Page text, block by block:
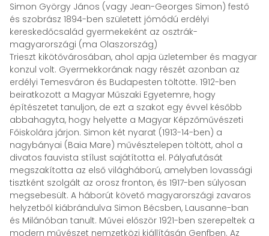
Simon György János (vagy Jean-Georges Simon) festő
és szobrász 1894-ben született jómódú erdélyi
kereskedőcsalád gyermekeként az osztrák-
magyarországi (ma Olaszország)
Trieszt kikötővárosában, ahol apja üzletember és magyar
konzul volt. Gyermekkorának nagy részét azonban az
erdélyi Temesváron és Budapesten töltötte. 1912-ben
beiratkozott a Magyar Műszaki Egyetemre, hogy
építészetet tanuljon, de ezt a szakot egy évvel később
abbahagyta, hogy helyette a Magyar Képzőművészeti
Főiskolára járjon. Simon két nyarat (1913-14-ben) a
nagybányai (Baia Mare) művésztelepen töltött, ahol a
divatos fauvista stílust sajátította el. Pályafutását
megszakította az első világháború, amelyben lovassági
tisztként szolgált az orosz fronton, és 1917-ben súlyosan
megsebesült. A háborút követő magyarországi zavaros
helyzetből kiábrándulva Simon Bécsben, Lausanne-ban
és Milánóban tanult. Művei először 1921-ben szerepeltek a
modern művészet nemzetközi kiállításán Genfben. Az